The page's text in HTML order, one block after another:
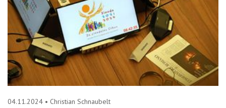
04.11.2024 • Christian Schnaubelt